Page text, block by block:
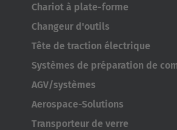
TürkçeChariot à plate-forme
Changeur d'outils
Tête de traction électrique
Systèmes de préparation de
AGV/systèmes
Aerospace-Solutions
Transporteur de verre